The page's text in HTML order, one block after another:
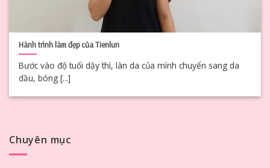
Hành trình làm đẹp của Tienlun
Bước vào độ tuổi dậy thì, làn da của mình chuyển sang da
dầu, bóng [...]
Chuyên mục